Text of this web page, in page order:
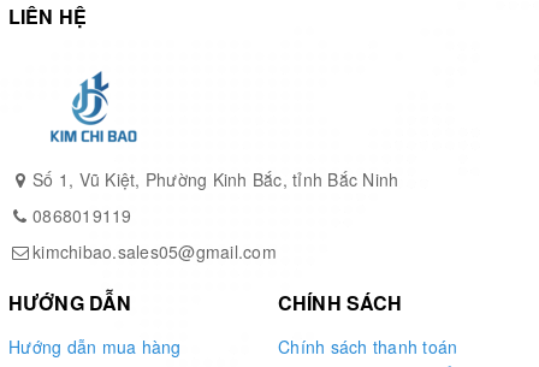
LIÊN HỆ
Số 1, Vũ Kiệt, Phường Kinh Bắc, tỉnh Bắc Ninh
0868019119
kimchibao.sales05@gmail.com
HƯỚNG DẪN
Hướng dẫn mua hàng
CHÍNH SÁCH
Chính sách thanh toán